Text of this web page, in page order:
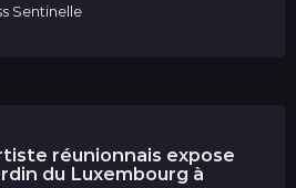
Sentinelle
réunionnais expose
du Luxembourg à